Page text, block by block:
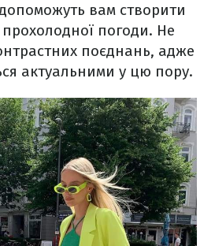
вам створити
погоди. Не
поєднань, адже
актуальними у цю пору.